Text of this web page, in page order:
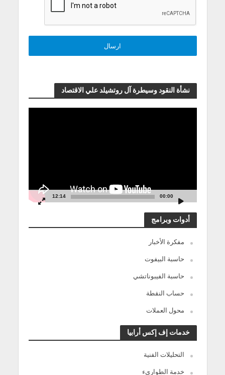
نشأة النقود وسيطرة آل روتشيلد علي الاقتصاد
00:00
12:14
أدوات وبرامج
مفكرة الأخبار
حاسبة البيفوت
حاسبة الفيبوناتشي
حساب النقطة
محول العملات
خدمات إف إكس أرابيا
التحليلات الفنية
خدمة الطوارىء